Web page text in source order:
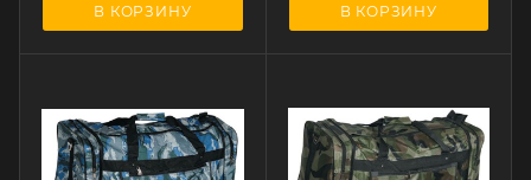
В КОРЗИНУ В КОРЗИНУ